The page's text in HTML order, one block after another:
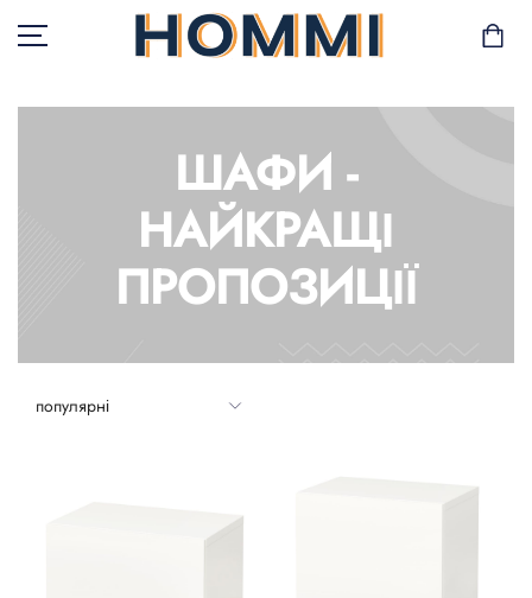
САД І БАЛКОН
ЗБЕРІГАННЯ ТА
ШАФИ -
НАЙКРАЩІ
ПРОПОЗИЦІЇ